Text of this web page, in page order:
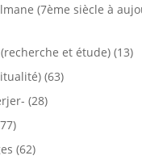
(7ème siècle à
et étude)(13)
(63)
(28)
(62)